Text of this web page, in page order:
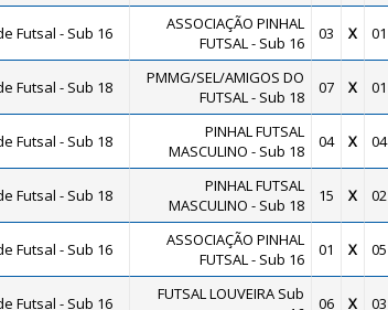
Futsal - Sub 16
ASSOCIAÇÃO PINHAL
FUTSAL - Sub 16
03 X 01
Futsal - Sub 18
PMMG/SEL/AMIGOS DO
FUTSAL - Sub 18
07 X 01
Futsal - Sub 18
PINHAL FUTSAL
MASCULINO - Sub 18
04 X 04
Futsal - Sub 18
PINHAL FUTSAL
MASCULINO - Sub 18
15 X 02
Futsal - Sub 16
ASSOCIAÇÃO PINHAL
FUTSAL - Sub 16
01 X 05
Futsal - Sub 16
FUTSAL LOUVEIRA Sub
06 X 03